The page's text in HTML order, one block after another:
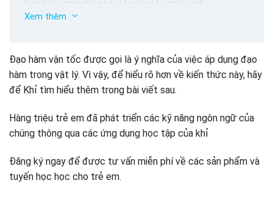
Lưu ý khi thực hiện bài tập vận tốc phái sinh
Kết luận
Xem thêm
Đạo hàm vận tốc được gọi là ý nghĩa của việc áp dụng đạo
hàm trong vật lý. Vì vậy, để hiểu rõ hơn về kiến ​​thức này, hãy
để Khỉ tìm hiểu thêm trong bài viết sau.
Hàng triệu trẻ em đã phát triển các kỹ năng ngôn ngữ của
chúng thông qua các ứng dụng học tập của khỉ
Đăng ký ngay để được tư vấn miễn phí về các sản phẩm và
tuyến học học cho trẻ em.